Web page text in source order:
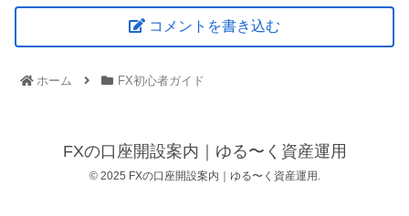
コメントを書き込む
ホーム FX初心者ガイド
FXの口座開設案内｜ゆる〜く資産運用
© 2025 FXの口座開設案内｜ゆる〜く資産運用.